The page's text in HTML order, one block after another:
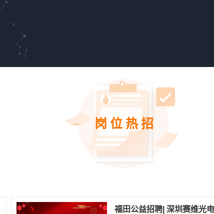
岗位热招
福田公益招聘| 深圳赛维光